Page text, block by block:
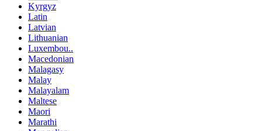
Kyrgyz
Latin
Latvian
Lithuanian
Luxembou..
Macedonian
Malagasy
Malay
Malayalam
Maltese
Maori
Marathi